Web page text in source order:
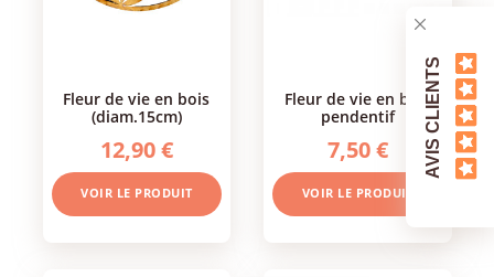
fleur de vie en bois
(diam.15cm)
12,90 €
VOIR LE PRODUIT
fleur de vie en bois
pendentif
7,50 €
VOIR LE PRODUIT
AVIS CLIENTS